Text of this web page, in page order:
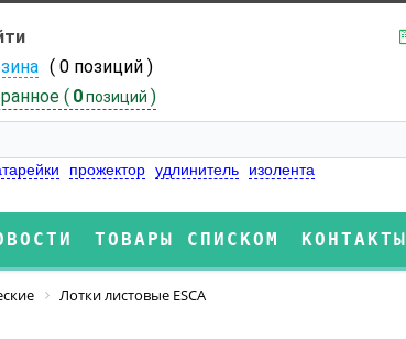
( 0 позиций )
( 0 позиций )
прожектор удлинитель изолента
ТОВАРЫ СПИСКОМ КОНТАКТЫ
Лотки листовые ESCA